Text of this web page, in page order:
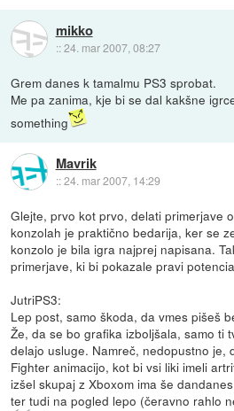
mikko
::24. mar 2007, 08:27
Grem danes k tamalmu PS3 sprobat.
Me pa zanima, kje bi se dal kakšne
something
Mavrik
::24. mar 2007, 14:29
Glejte, prvo kot prvo, delati primerjave
konzolah je praktično bedarija, ker se
konzolo je bila igra najprej napisana.
primerjave, ki bi pokazale pravi
JutriPS3:
Lep post, samo škoda, da vmes pišeš
Že, da se bo grafika izboljšala, samo ti
delajo usluge. Namreč, nedopustno je,
Fighter animacijo, kot bi vsi liki imeli
izšel skupaj z Xboxom ima še
ter tudi na pogled lepo (čeravno rahlo